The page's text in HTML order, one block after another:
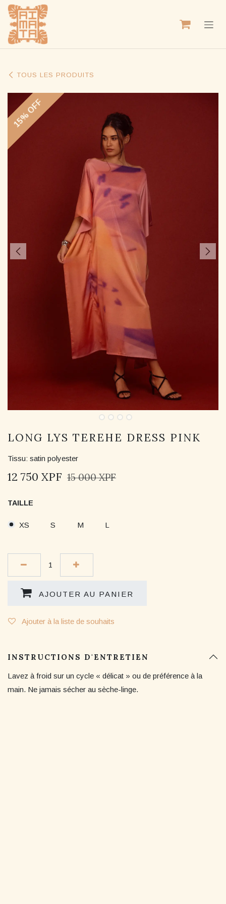
SE RENDRE AU CONTENU
TOUS LES PRODUITS
15% OFF
LONG LYS TEREHE DRESS PINK
Tissu: satin polyester
12 750 XPF 15 000XPF
TAILLE
XS S M L
AJOUTER AU PANIER
Ajouter à la liste de souhaits
INSTRUCTIONS D'ENTRETIEN
Lavez à froid sur un cycle « délicat » ou de préférence à la
main. Ne jamais sécher au sèche-linge.